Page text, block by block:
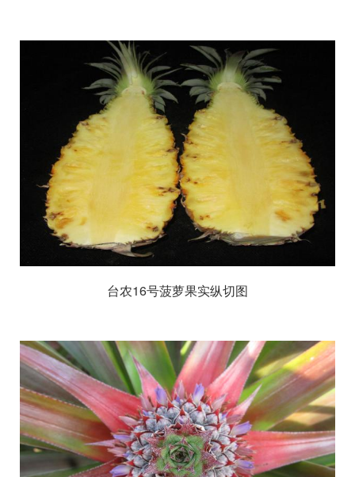
台农16号菠萝果实纵切图